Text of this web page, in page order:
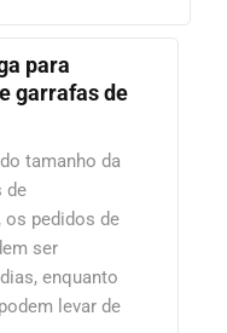
para
garrafas de
tamanho da
de
os pedidos de
ser
enquanto
levar de